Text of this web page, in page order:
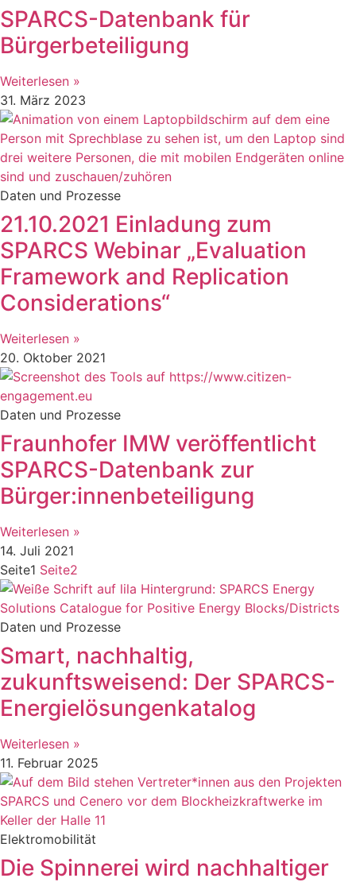
SPARCS-Datenbank für
Bürgerbeteiligung
Weiterlesen »
31. März 2023
Daten und Prozesse
21.10.2021 Einladung zum
SPARCS Webinar „Evaluation
Framework and Replication
Considerations“
Weiterlesen »
20. Oktober 2021
Daten und Prozesse
Fraunhofer IMW veröffentlicht
SPARCS-Datenbank zur
Bürger:innenbeteiligung
Weiterlesen »
14. Juli 2021
Seite1 Seite2
Daten und Prozesse
Smart, nachhaltig,
zukunftsweisend: Der SPARCS-
Energielösungenkatalog
Weiterlesen »
11. Februar 2025
Elektromobilität
Die Spinnerei wird nachhaltiger